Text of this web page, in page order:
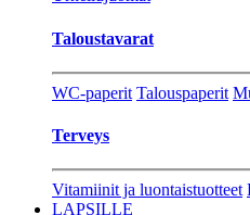
Taloustavarat
WC-paperit Talouspaperit
Terveys
Vitamiinit ja luontaistuotteet
LAPSILLE